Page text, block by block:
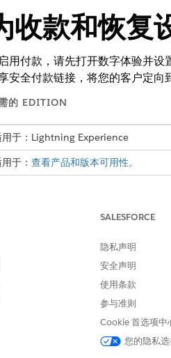
收款和恢复
用付款，请先打开数字体验并
安全付款链接，将您的客户定向
的 EDITION
用于：Lightning Experience
于： 查看产品和版本可用性。
使用 Commerce 设置助手设置立即付款
SALESFORCE
隐私声明
安全声明
使用条款
参与准则
Cookie 首选项中
您的隐私选